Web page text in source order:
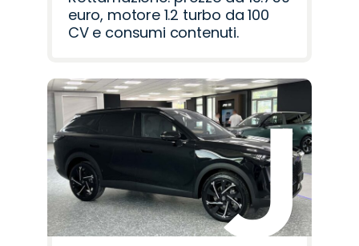
euro, motore 1.2 turbo da 100
CV e consumi contenuti.